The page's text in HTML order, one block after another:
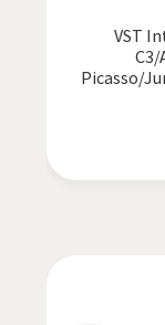
VST
C3/
Picasso/